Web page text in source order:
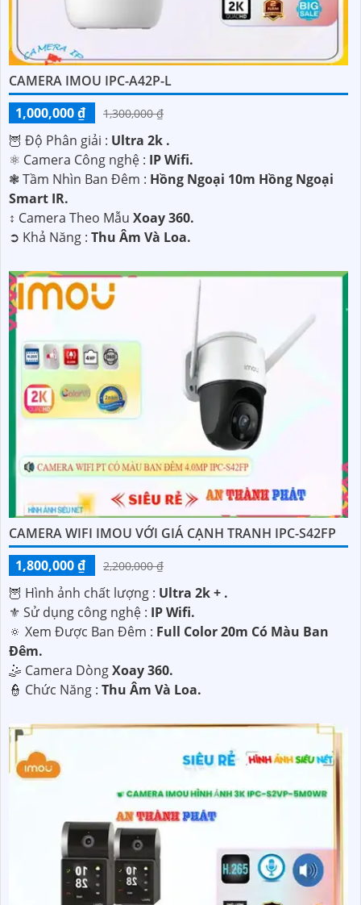
CAMERA IMOU IPC-A42P-L
1,000,000 ₫
1,300,000 ₫
🦉 Độ Phân giải : Ultra 2k .
⚛️ Camera Công nghệ : IP Wifi.
❃ Tầm Nhìn Ban Đêm : Hồng Ngoại 10m Hồng Ngoại
Smart IR.
↕️ Camera Theo Mẫu Xoay 360.
️➲ Khả Năng : Thu Âm Và Loa.
CAMERA WIFI IMOU VỚI GIÁ CẠNH TRANH IPC-S42FP
1,800,000 ₫
2,200,000 ₫
🦉 Hình ảnh chất lượng : Ultra 2k + .
⚜️ Sử dụng công nghệ : IP Wifi.
🔅 Xem Được Ban Đêm : Full Color 20m Có Màu Ban
Ðêm.
🤹 Camera DòngXoay 360.
️👮 Chức Năng : Thu Âm Và Loa.